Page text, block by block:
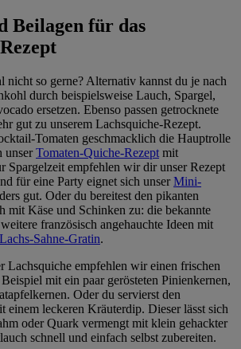
Beilagen für das
nicht so gerne? Alternativ kannst du je nach
durch beispielsweise Lauch, Spargel,
ersetzen. Ebenso passen getrocknete
gut zu unserem Lachsquiche-Rezept.
Tomaten geschmacklich die Hauptrolle
unserTomaten-Quiche-Rezept mit
Spargelzeit empfehlen wir dir unser Rezept
für eine Party eignet sich unserMini-
gut. Oder du bereitest den pikanten
mit Käse und Schinken zu: die bekannte
französisch angehauchte Ideen mit
Lachs-Sahne-Gratin.
Lachsquiche empfehlen wir einen frischen
mit ein paar gerösteten Pinienkernen,
Oder du servierst den
einem leckeren Kräuterdip. Dieser lässt sich
oder Quark vermengt mit klein gehackter
schnell und einfach selbst zubereiten.